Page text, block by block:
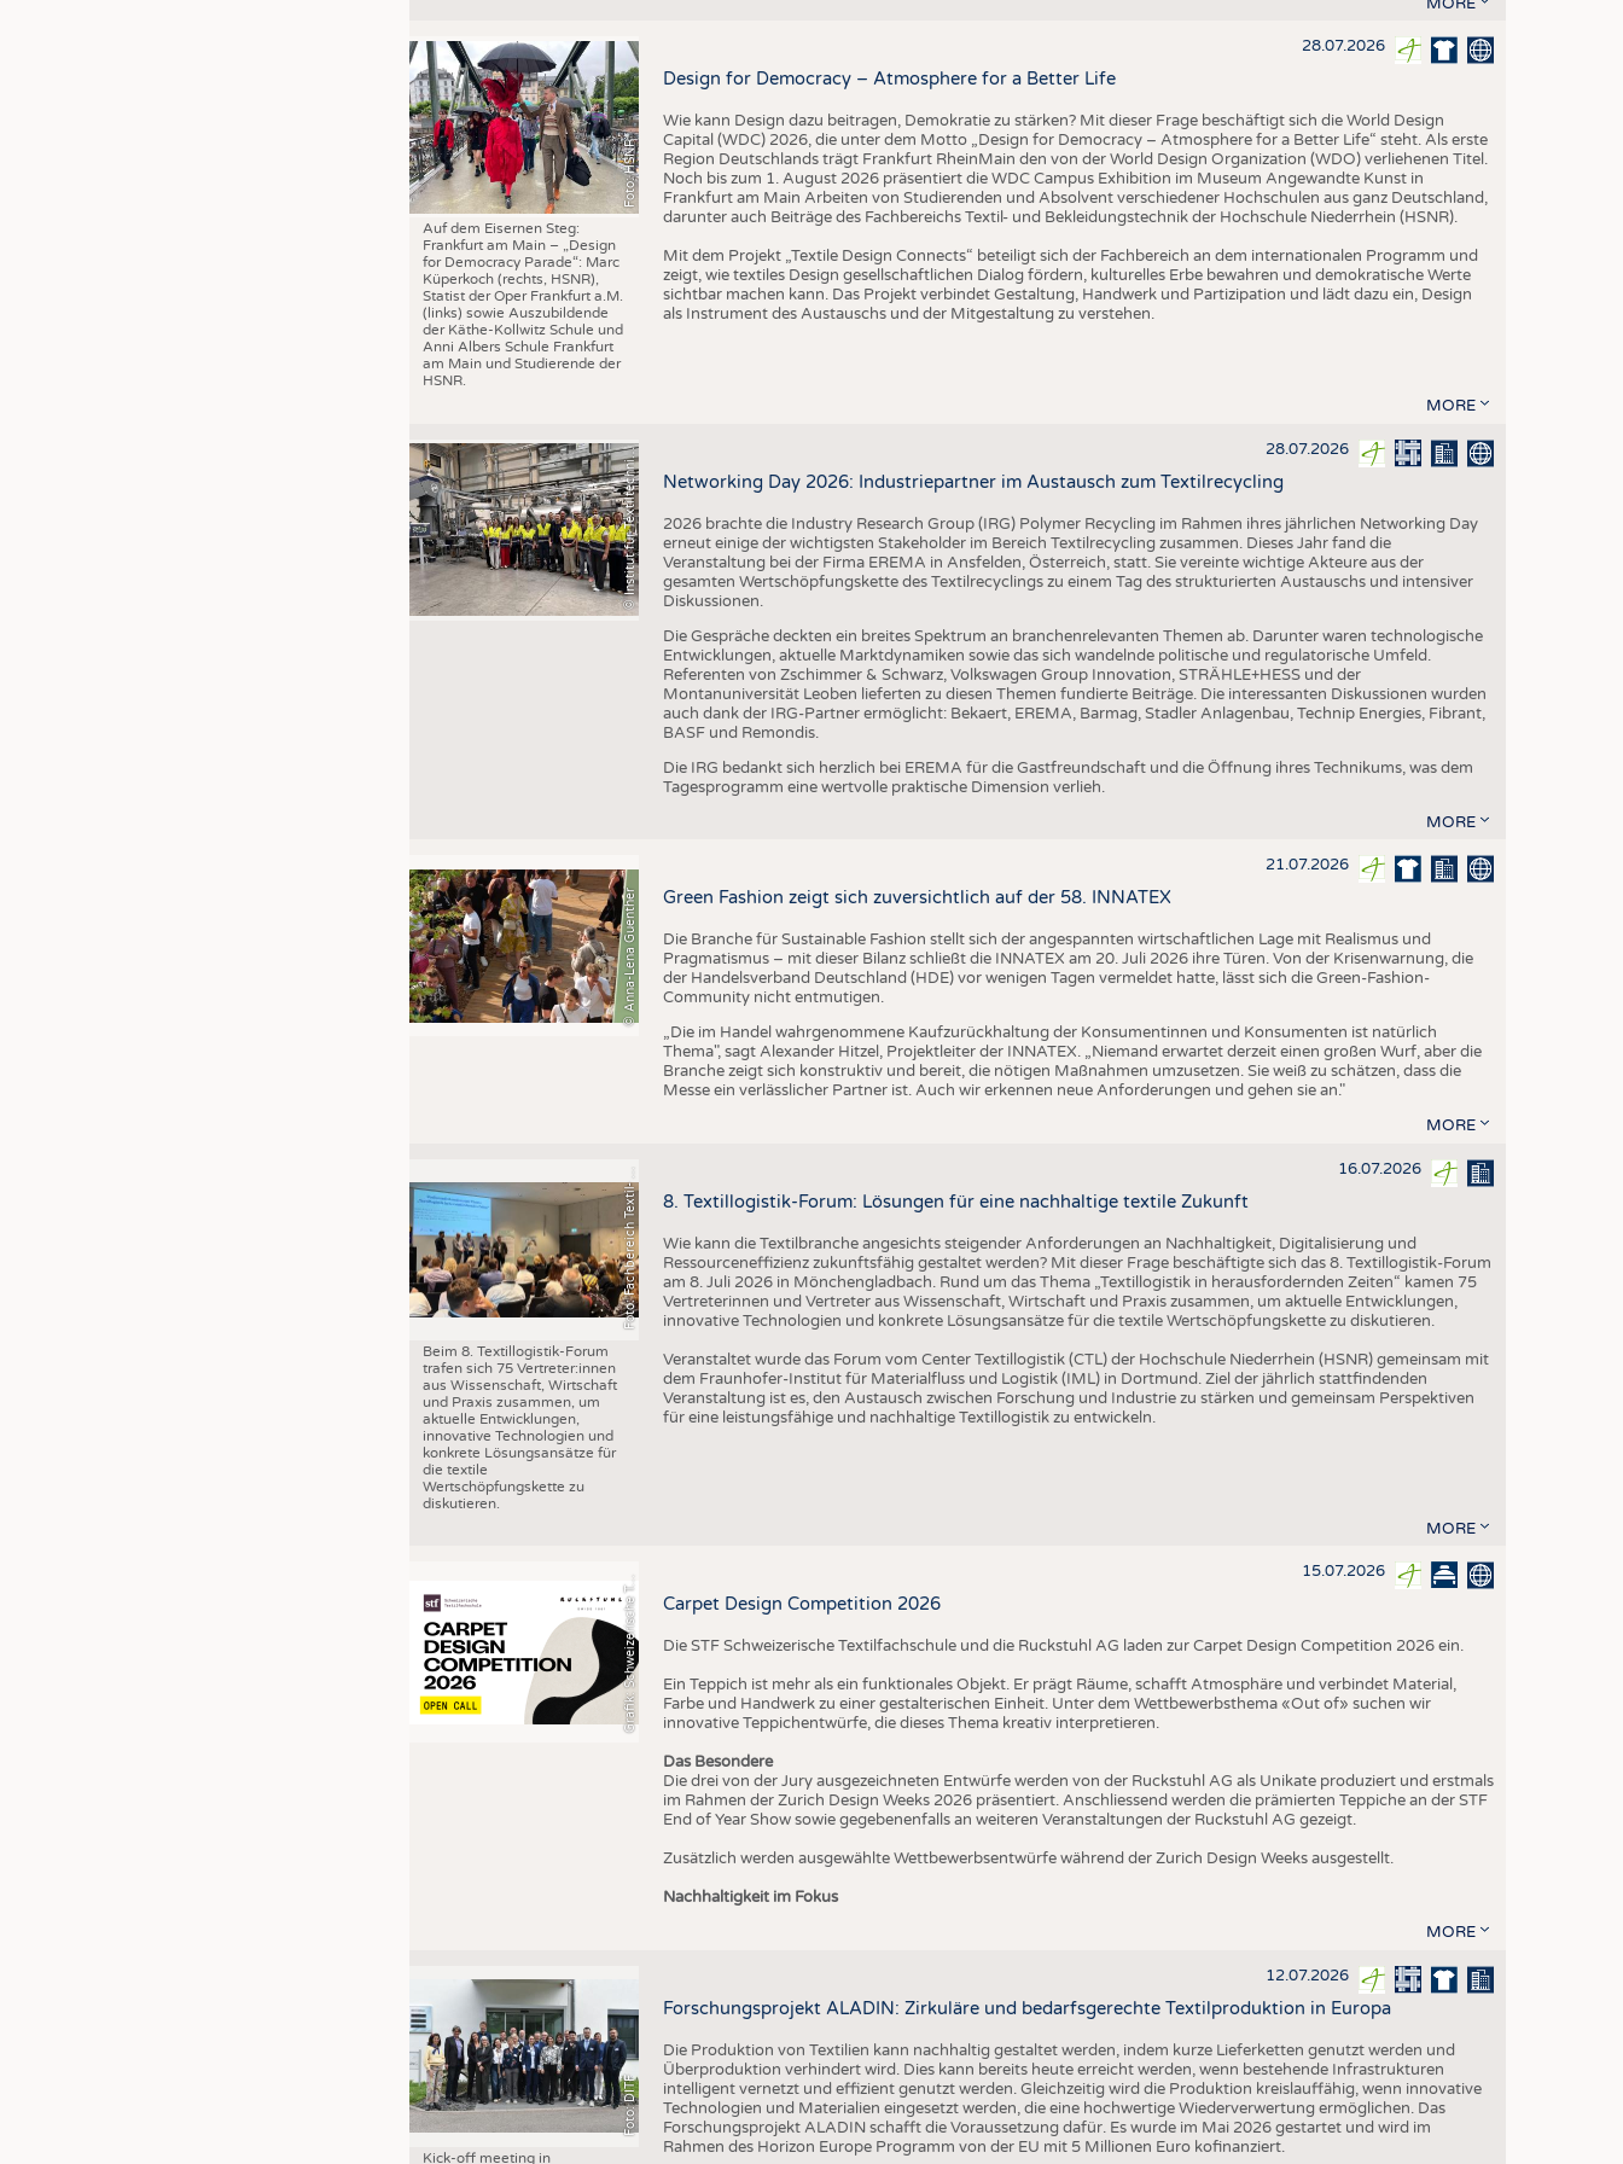
STELLENMARKT
KRÜGER PERSONAL HEADHUNTING
PRAKTIKA & AUSBILDUNGEN
AUSSCHREIBUNGEN
DTV AUSSCHREIBUNGSDIENST
DAUNENCHECK
ADRESSEN & LINKS
PUBLIKATIONEN
TERMINE
BRANCHENTERMINE
Foto: HSNR
Auf dem Eisernen Steg:
Frankfurt am Main – „Design
for Democracy Parade“: Marc
Küperkoch (rechts, HSNR),
Statist der Oper Frankfurt a.M.
(links) sowie Auszubildende
der Käthe-Kollwitz Schule und
Anni Albers Schule Frankfurt
am Main und Studierende der
HSNR.
28.07.2026
Design for Democracy – Atmosphere for a Better Life
Wie kann Design dazu beitragen, Demokratie zu stärken? Mit dieser Frage beschäftigt sich die World Design
Capital (WDC) 2026, die unter dem Motto „Design for Democracy – Atmosphere for a Better Life“ steht. Als erste
Region Deutschlands trägt Frankfurt RheinMain den von der World Design Organization (WDO) verliehenen Titel.
Noch bis zum 1. August 2026 präsentiert die WDC Campus Exhibition im Museum Angewandte Kunst in
Frankfurt am Main Arbeiten von Studierenden und Absolvent verschiedener Hochschulen aus ganz Deutschland,
darunter auch Beiträge des Fachbereichs Textil- und Bekleidungstechnik der Hochschule Niederrhein (HSNR).
Mit dem Projekt „Textile Design Connects“ beteiligt sich der Fachbereich an dem internationalen Programm und
zeigt, wie textiles Design gesellschaftlichen Dialog fördern, kulturelles Erbe bewahren und demokratische Werte
sichtbar machen kann. Das Projekt verbindet Gestaltung, Handwerk und Partizipation und lädt dazu ein, Design
als Instrument des Austauschs und der Mitgestaltung zu verstehen.
MORE
©
I
n
s
t
i
t
u
t
f
ü
r
T
e
x
t
i
l
t
e
c
h
n
i
k
(
I
T
A
)
d
e
r
R
W
T
H
A
a
c
h
e
n
U
n
i
v
e
r
s
i
t
y 28.07.2026
Networking Day 2026: Industriepartner im Austausch zum Textilrecycling
2026 brachte die Industry Research Group (IRG) Polymer Recycling im Rahmen ihres jährlichen Networking Day
erneut einige der wichtigsten Stakeholder im Bereich Textilrecycling zusammen. Dieses Jahr fand die
Veranstaltung bei der Firma EREMA in Ansfelden, Österreich, statt. Sie vereinte wichtige Akteure aus der
gesamten Wertschöpfungskette des Textilrecyclings zu einem Tag des strukturierten Austauschs und intensiver
Diskussionen.
Die Gespräche deckten ein breites Spektrum an branchenrelevanten Themen ab. Darunter waren technologische
Entwicklungen, aktuelle Marktdynamiken sowie das sich wandelnde politische und regulatorische Umfeld.
Referenten von Zschimmer & Schwarz, Volkswagen Group Innovation, STRÄHLE+HESS und der
Montanuniversität Leoben lieferten zu diesen Themen fundierte Beiträge. Die interessanten Diskussionen wurden
auch dank der IRG-Partner ermöglicht: Bekaert, EREMA, Barmag, Stadler Anlagenbau, Technip Energies, Fibrant,
BASF und Remondis.
Die IRG bedankt sich herzlich bei EREMA für die Gastfreundschaft und die Öffnung ihres Technikums, was dem
Tagesprogramm eine wertvolle praktische Dimension verlieh.
MORE
© Anna-Lena Guenther
21.07.2026
Green Fashion zeigt sich zuversichtlich auf der 58. INNATEX
Die Branche für Sustainable Fashion stellt sich der angespannten wirtschaftlichen Lage mit Realismus und
Pragmatismus – mit dieser Bilanz schließt die INNATEX am 20. Juli 2026 ihre Türen. Von der Krisenwarnung, die
der Handelsverband Deutschland (HDE) vor wenigen Tagen vermeldet hatte, lässt sich die Green-Fashion-
Community nicht entmutigen.
„Die im Handel wahrgenommene Kaufzurückhaltung der Konsumentinnen und Konsumenten ist natürlich
Thema", sagt Alexander Hitzel, Projektleiter der INNATEX. „Niemand erwartet derzeit einen großen Wurf, aber die
Branche zeigt sich konstruktiv und bereit, die nötigen Maßnahmen umzusetzen. Sie weiß zu schätzen, dass die
Messe ein verlässlicher Partner ist. Auch wir erkennen neue Anforderungen und gehen sie an."
MORE
o
t
o
:
F
a
c
h
b
e
r
e
i
c
h
T
e
x
t
il
-
u
d
B
e
k
l
e
i
d
u
n
g
s
t
e
c
h
n
i
k
/
H
S
N
Beim 8. Textillogistik-Forum
trafen sich 75 Vertreter:innen
aus Wissenschaft, Wirtschaft
und Praxis zusammen, um
aktuelle Entwicklungen,
innovative Technologien und
konkrete Lösungsansätze für
die textile
Wertschöpfungskette zu
diskutieren.
16.07.2026
8. Textillogistik-Forum: Lösungen für eine nachhaltige textile Zukunft
Wie kann die Textilbranche angesichts steigender Anforderungen an Nachhaltigkeit, Digitalisierung und
Ressourceneffizienz zukunftsfähig gestaltet werden? Mit dieser Frage beschäftigte sich das 8. Textillogistik-Forum
am 8. Juli 2026 in Mönchengladbach. Rund um das Thema „Textillogistik in herausfordernden Zeiten“ kamen 75
Vertreterinnen und Vertreter aus Wissenschaft, Wirtschaft und Praxis zusammen, um aktuelle Entwicklungen,
innovative Technologien und konkrete Lösungsansätze für die textile Wertschöpfungskette zu diskutieren.
Veranstaltet wurde das Forum vom Center Textillogistik (CTL) der Hochschule Niederrhein (HSNR) gemeinsam mit
dem Fraunhofer-Institut für Materialfluss und Logistik (IML) in Dortmund. Ziel der jährlich stattfindenden
Veranstaltung ist es, den Austausch zwischen Forschung und Industrie zu stärken und gemeinsam Perspektiven
für eine leistungsfähige und nachhaltige Textillogistik zu entwickeln.
MORE
r
a
f
i
k
:
S
c
h
w
e
i
z
e
r
i
s
c
h
e
T
e
t
i
l
f
a
c
h
s
c
h
u
l
e
S
T 15.07.2026
Carpet Design Competition 2026
Die STF Schweizerische Textilfachschule und die Ruckstuhl AG laden zur Carpet Design Competition 2026 ein.
Ein Teppich ist mehr als ein funktionales Objekt. Er prägt Räume, schafft Atmosphäre und verbindet Material,
Farbe und Handwerk zu einer gestalterischen Einheit. Unter dem Wettbewerbsthema «Out of» suchen wir
innovative Teppichentwürfe, die dieses Thema kreativ interpretieren.
Das Besondere
Die drei von der Jury ausgezeichneten Entwürfe werden von der Ruckstuhl AG als Unikate produziert und erstmals
im Rahmen der Zurich Design Weeks 2026 präsentiert. Anschliessend werden die prämierten Teppiche an der STF
End of Year Show sowie gegebenenfalls an weiteren Veranstaltungen der Ruckstuhl AG gezeigt.
Zusätzlich werden ausgewählte Wettbewerbsentwürfe während der Zurich Design Weeks ausgestellt.
Nachhaltigkeit im Fokus
MORE
Foto: DITF
Kick-off meeting in
12.07.2026
Forschungsprojekt ALADIN: Zirkuläre und bedarfsgerechte Textilproduktion in Europa
Die Produktion von Textilien kann nachhaltig gestaltet werden, indem kurze Lieferketten genutzt werden und
Überproduktion verhindert wird. Dies kann bereits heute erreicht werden, wenn bestehende Infrastrukturen
intelligent vernetzt und effizient genutzt werden. Gleichzeitig wird die Produktion kreislauffähig, wenn innovative
Technologien und Materialien eingesetzt werden, die eine hochwertige Wiederverwertung ermöglichen. Das
Forschungsprojekt ALADIN schafft die Voraussetzung dafür. Es wurde im Mai 2026 gestartet und wird im
Rahmen des Horizon Europe Programm von der EU mit 5 Millionen Euro kofinanziert.